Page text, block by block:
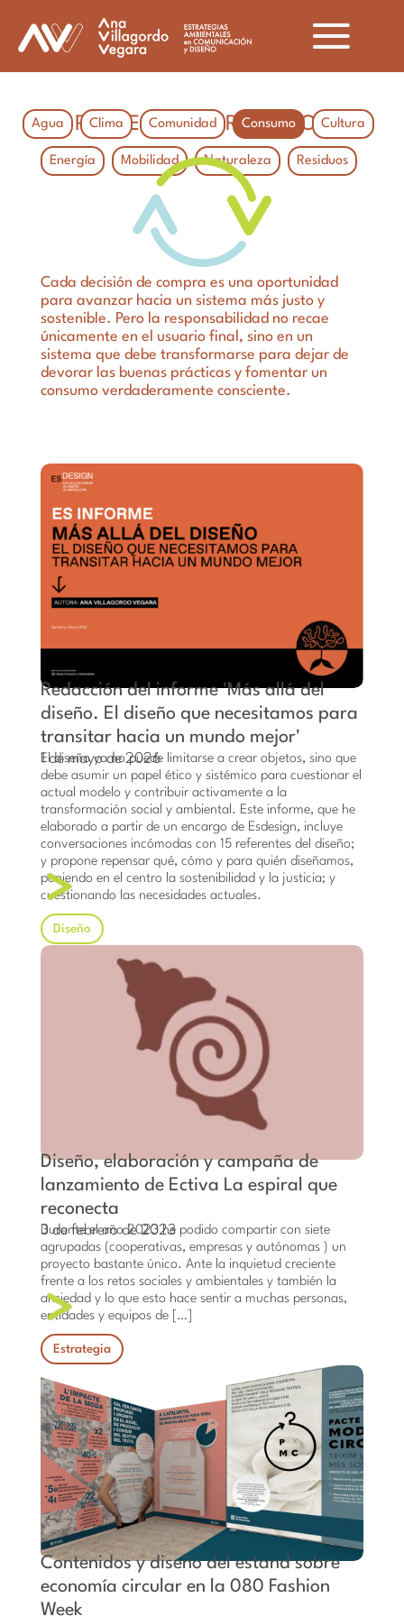
PROYECTOS POR ÁMBITOS
Agua Clima Comunidad Consumo Cultura
Energía Mobilidad Naturaleza Residuos
Cada decisión de compra es una oportunidad
para avanzar hacia un sistema más justo y
sostenible. Pero la responsabilidad no recae
únicamente en el usuario final, sino en un
sistema que debe transformarse para dejar de
devorar las buenas prácticas y fomentar un
consumo verdaderamente consciente.
Redacción del informe 'Más allá del
diseño. El diseño que necesitamos para
transitar hacia un mundo mejor'
1 de mayo de 2026
El diseño ya no puede limitarse a crear objetos, sino que
debe asumir un papel ético y sistémico para cuestionar el
actual modelo y contribuir activamente a la
transformación social y ambiental. Este informe, que he
elaborado a partir de un encargo de Esdesign, incluye
conversaciones incómodas con 15 referentes del diseño;
y propone repensar qué, cómo y para quién diseñamos,
poniendo en el centro la sostenibilidad y la justicia; y
cuestionando las necesidades actuales.
Diseño
Diseño, elaboración y campaña de
lanzamiento de Ectiva La espiral que
reconecta
3 de febrero de 2023
Durante el año 2023 he podido compartir con siete
agrupadas (cooperativas, empresas y autónomas ) un
proyecto bastante único. Ante la inquietud creciente
frente a los retos sociales y ambientales y también la
ansiedad y lo que esto hace sentir a muchas personas,
entidades y equipos de […]
Estrategia
Contenidos y diseño del estand sobre
economía circular en la 080 Fashion
Week